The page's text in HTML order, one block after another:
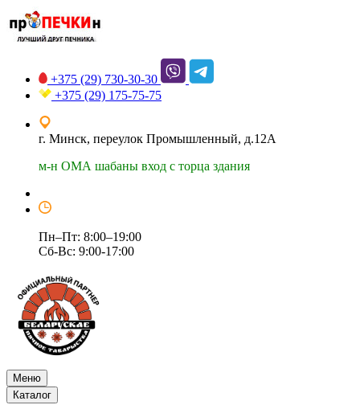
+375 (29) 730-30-30
+375 (29) 175-75-75
г. Минск, переулок Промышленный, д.12А
м-н ОМА шабаны вход с торца здания
Пн–Пт: 8:00–19:00
Сб-Вс: 9:00-17:00
Меню
Каталог